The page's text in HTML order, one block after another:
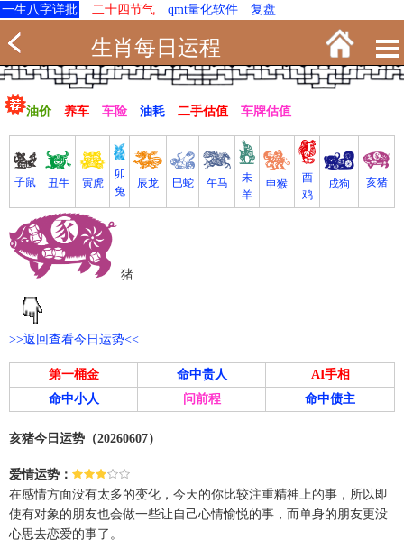
一生八字详批 二十四节气 qmt量化软件 复盘
生肖每日运程
油价 养车 车险 油耗 二手估值 车牌估值
子鼠 丑牛 寅虎
卯
兔
辰龙 巳蛇 午马
未
羊
申猴
酉
鸡
戌狗 亥猪
猪
>>返回查看今日运势<<
第一桶金 命中贵人
AI手相
命中小人
问前程 命中债主
亥猪今日运势（20260607）
爱情运势：
在感情方面没有太多的变化，今天的你比较注重精神上的事，所以即
使有对象的朋友也会做一些让自己心情愉悦的事，而单身的朋友更没
心思去恋爱的事了。